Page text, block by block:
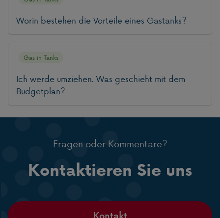
Worin bestehen die Vorteile eines Gastanks?
Ich werde umziehen. Was geschieht mit dem
Budgetplan?
Gas in Tanks
Fragen oder Kommentare?
Kontaktieren Sie uns